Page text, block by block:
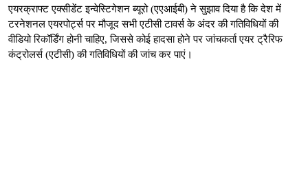
एयरक्राफ्ट एक्सीडेंट इन्वेस्टिगेशन ब्यूरो (एएआईबी) ने सुझाव दिया है कि देश में
टरनेशनल एयरपोर्ट्स पर मौजूद सभी एटीसी टावर्स के अंदर की गतिविधियों की
वीडियो रिकॉर्डिंग होनी चाहिए, जिससे कोई हादसा होने पर जांचकर्ता एयर ट्रैरिफ
कंट्रोलर्स (एटीसी) की गतिविधियों की जांच कर पाएं।